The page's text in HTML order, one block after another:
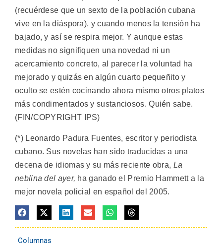
(recuérdese que un sexto de la población cubana
vive en la diáspora), y cuando menos la tensión ha
bajado, y así se respira mejor. Y aunque estas
medidas no signifiquen una novedad ni un
acercamiento concreto, al parecer la voluntad ha
mejorado y quizás en algún cuarto pequeñito y
oculto se estén cocinando ahora mismo otros platos
más condimentados y sustanciosos. Quién sabe.
(FIN/COPYRIGHT IPS)
(*) Leonardo Padura Fuentes, escritor y periodista
cubano. Sus novelas han sido traducidas a una
decena de idiomas y su más reciente obra, La
neblina del ayer, ha ganado el Premio Hammett a la
mejor novela policial en español del 2005.
Columnas